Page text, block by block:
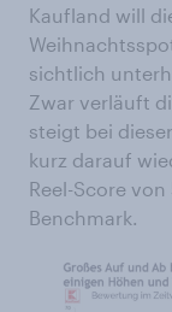
Kaufland will
sichtlich
Zwar verläuft
steigt bei
kurz darauf
Reel-Score
Benchmark.